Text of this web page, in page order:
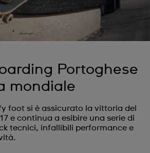
Portoghese
mondiale
foot si è assicurato la vittoria del
e continua a esibire una serie di
tecnici, infallibili performance e